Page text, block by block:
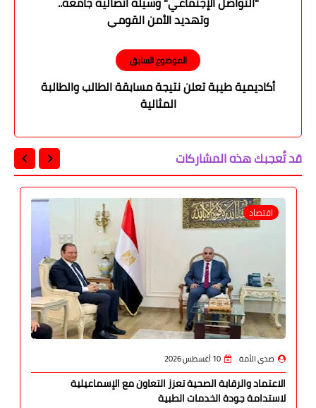
وتهديد الأمن القومي
الموضوع السابق
أكاديمية طيبة تعلن نتيجة مسابقة الطالب والطالبة
المثالية
قد تُعجبك هذه المشاركات
اقتصاد
صدى الأمة 10 أغسطس 2026
الاعتماد والرقابة الصحية تعزز التعاون مع الإسماعيلية
لاستدامة جودة الخدمات الطبية